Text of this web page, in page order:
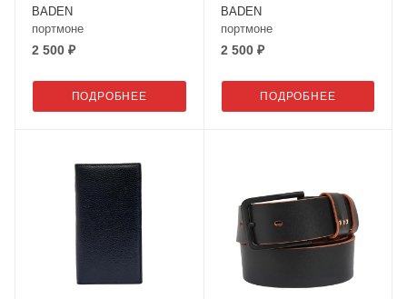
BADEN
портмоне
2 500 ₽
ПОДРОБНЕЕ
BADEN
портмоне
2 500 ₽
ПОДРОБНЕЕ